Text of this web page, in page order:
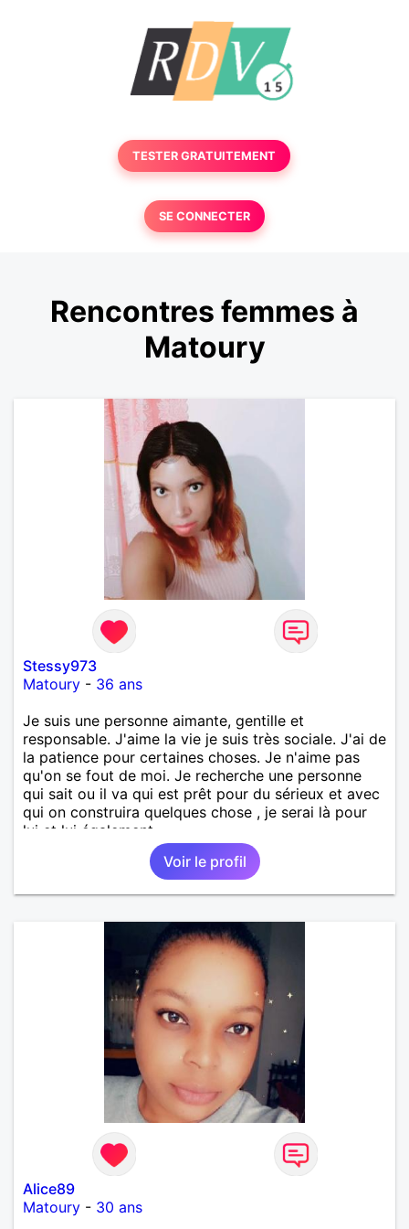
TESTER GRATUITEMENT
SE CONNECTER
Rencontres femmes à
Matoury
Stessy973
Matoury - 36 ans
Je suis une personne aimante, gentille et
responsable. J'aime la vie je suis très sociale. J'ai de
la patience pour certaines choses. Je n'aime pas
qu'on se fout de moi. Je recherche une personne
qui sait ou il va qui est prêt pour du sérieux et avec
qui on construira quelques chose , je serai là pour
lui et lui également.
Voir le profil
Alice89
Matoury - 30 ans